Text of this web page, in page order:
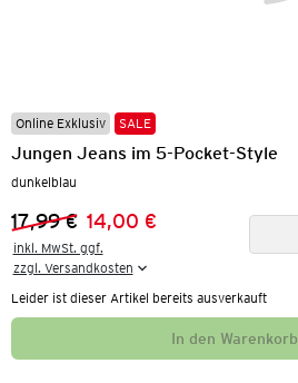
Online Exklusiv SALE
Jungen Jeans im 5-Pocket-Style
dunkelblau
Vorheriger Preis:
17,99 €
Neuer Preis:
14,00 €
inkl. MwSt. ggf.
zzgl. Versandkosten
Leider ist dieser Artikel bereits ausverkauft
In den Warenkorb